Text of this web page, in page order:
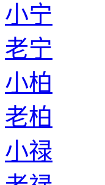
小宁
老宁
小柏
老柏
小禄